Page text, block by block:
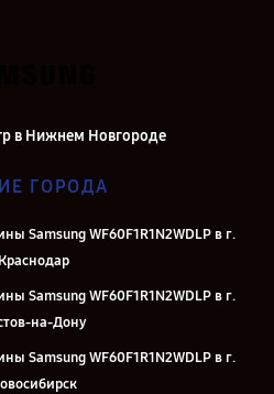
в Нижнем Новгороде
ГОРОДА
Samsung WF60F1R1N2WDLP в г.
Краснодар
Samsung WF60F1R1N2WDLP в г.
на-Дону
Samsung WF60F1R1N2WDLP в г.